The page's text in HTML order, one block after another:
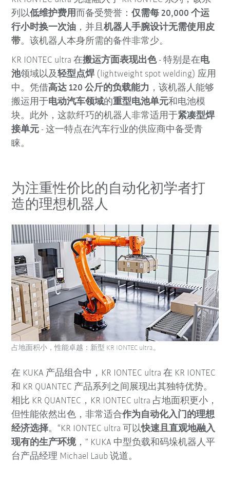
列以低维护费用 而备受赞誉：仅需每 20,000 个运
行小时换一次油 ，并且机器人手腕设计无需使用皮
带。该机器人本身所需的备件非常少。
KR IONTEC ultra 在搬运方面表现出色- 特别是在电
池领域以及轻型点焊(lightweight spot welding) 应用
中。凭借高达 120 公斤的负载能力 ，该机器人能够
搬运用于电动汽车领域的重型电池单元和电池模
块。此外，这款纤巧的机器人非常适用于紧凑型焊
接单元 - 这一特点在汽车行业的供应商中备受青
睐。
为注重性价比的自动化初学者打
造的理想机器人
在 KUKA 产品组合中，KR IONTEC ultra 在 KR IONTEC
和 KR QUANTEC 产品系列之间展现出其独特优势。
相比 KR QUANTEC，KR IONTEC ultra 占地面积更小，
但性能依然出色，非常适合作为自动化入门的理想
经济选择。“KR IONTEC ultra 可以快速且直观地融入
现有的生产环境，” KUKA 中型负载和码垛机器人平
台产品经理 Michael Laub 说道。
占地面积小，性能卓越：新型 KR IONTEC ultra。